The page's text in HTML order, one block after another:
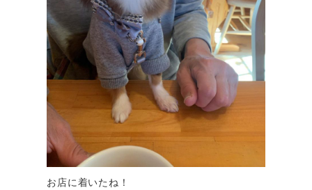
お店に着いたね！